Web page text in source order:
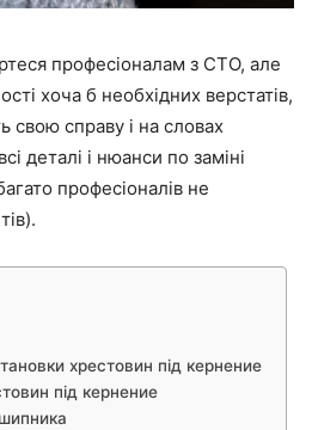
професіоналам з СТО, але
хоча б необхідних верстатів,
свою справу і на словах
деталі і нюанси по заміні
професіоналів не
хрестовин під кернение
під кернение